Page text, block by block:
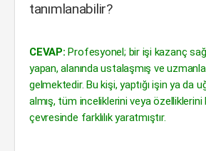
tanımlanabilir?
CEVAP: Profesyonel; bir işi kazanç
yapan, alanında ustalaşmış ve
gelmektedir. Bu kişi, yaptığı işin ya da
almış, tüm inceliklerini veya özelliklerini
çevresinde farklılık yaratmıştır.